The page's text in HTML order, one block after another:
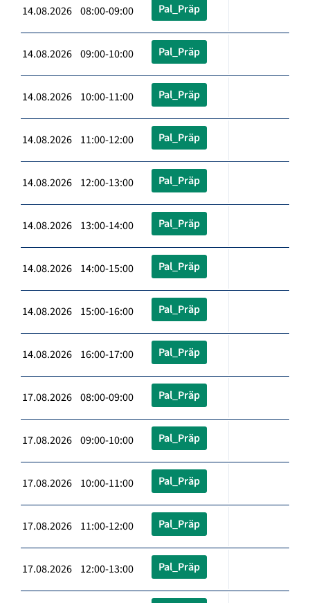
14.08.2026 08:00-09:00 Pal_Präp
14.08.2026 09:00-10:00 Pal_Präp
14.08.2026 10:00-11:00 Pal_Präp
14.08.2026 11:00-12:00 Pal_Präp
14.08.2026 12:00-13:00 Pal_Präp
14.08.2026 13:00-14:00 Pal_Präp
14.08.2026 14:00-15:00 Pal_Präp
14.08.2026 15:00-16:00 Pal_Präp
14.08.2026 16:00-17:00 Pal_Präp
17.08.2026 08:00-09:00 Pal_Präp
17.08.2026 09:00-10:00 Pal_Präp
17.08.2026 10:00-11:00 Pal_Präp
17.08.2026 11:00-12:00 Pal_Präp
17.08.2026 12:00-13:00 Pal_Präp